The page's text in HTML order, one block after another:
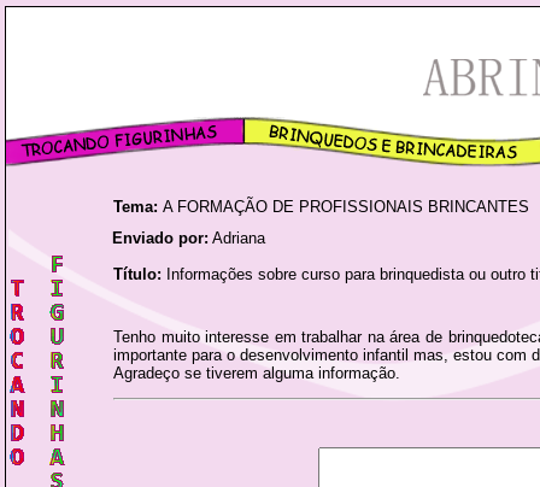
Tema: A FORMAÇÃO DE PROFISSIONAIS BRINCANTES
Enviado por: Adriana
Título: Informações sobre curso para brinquedista ou outro
Tenho muito interesse em trabalhar na área de
importante para o desenvolvimento infantil mas, estou com
Agradeço se tiverem alguma informação.